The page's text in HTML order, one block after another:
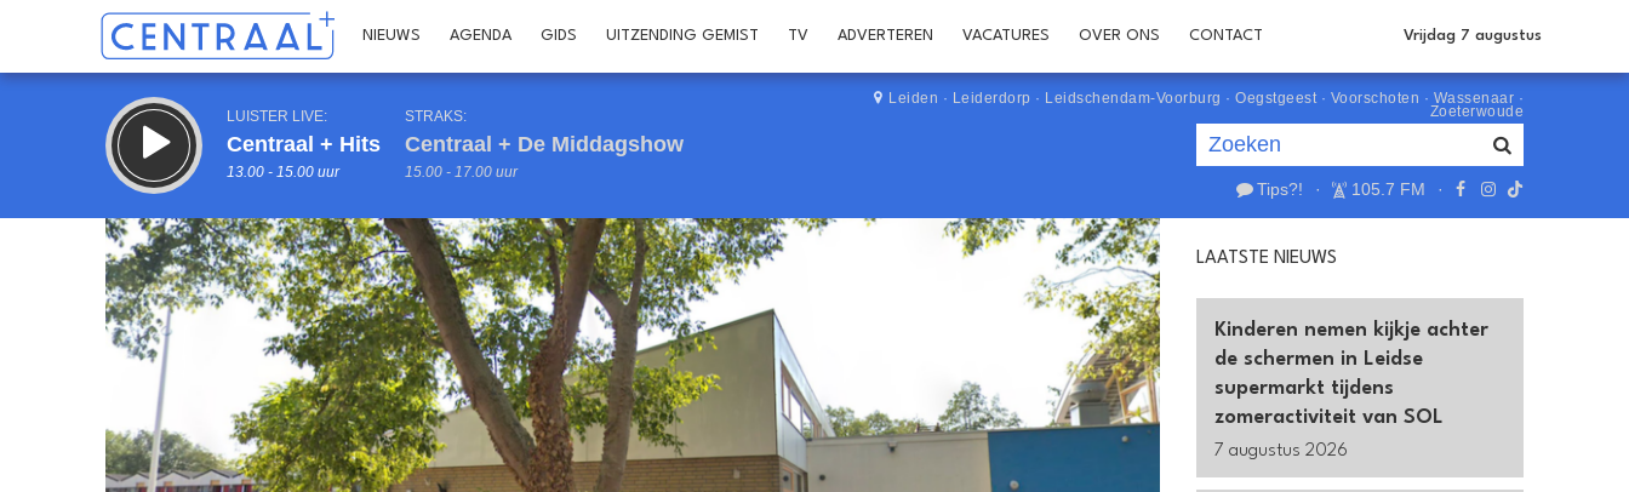
NIEUWS AGENDA GIDS UITZENDING GEMIST TV ADVERTEREN VACATURES OVER ONS CONTACT Vrijdag 7 augustus
LUISTER LIVE:
Centraal + Hits
13.00 - 15.00 uur
STRAKS:
Centraal + De Middagshow
15.00 - 17.00 uur
Leiden · Leiderdorp · Leidschendam-Voorburg · Oegstgeest· Voorschoten · Wassenaar ·
Zoeterwoude
Tips?! · 105.7 FM ·
Inklappen
LAATSTE NIEUWS
Kinderen nemen kijkje achter
de schermen in Leidse
supermarkt tijdens
zomeractiviteit van SOL
7 augustus 2026